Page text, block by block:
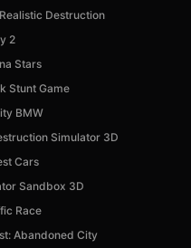
Destruction
2
Stars
Stunt Game
BMW
Simulator 3D
Cars
Sandbox 3D
Race
Abandoned City